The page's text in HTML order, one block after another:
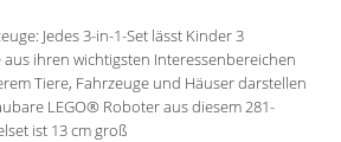
Jedes 3-in-1-Set lässt Kinder 3
ihren wichtigsten Interessenbereichen
Tiere, Fahrzeuge und Häuser darstellen
LEGO® Roboter aus diesem 281-
ist 13 cm groß